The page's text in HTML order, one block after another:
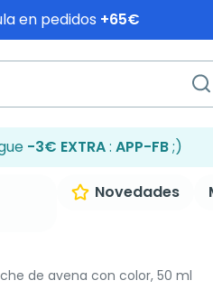
en pedidos +65€
-3€ EXTRA: APP-FB;)
Novedades
de avena con color, 50 ml